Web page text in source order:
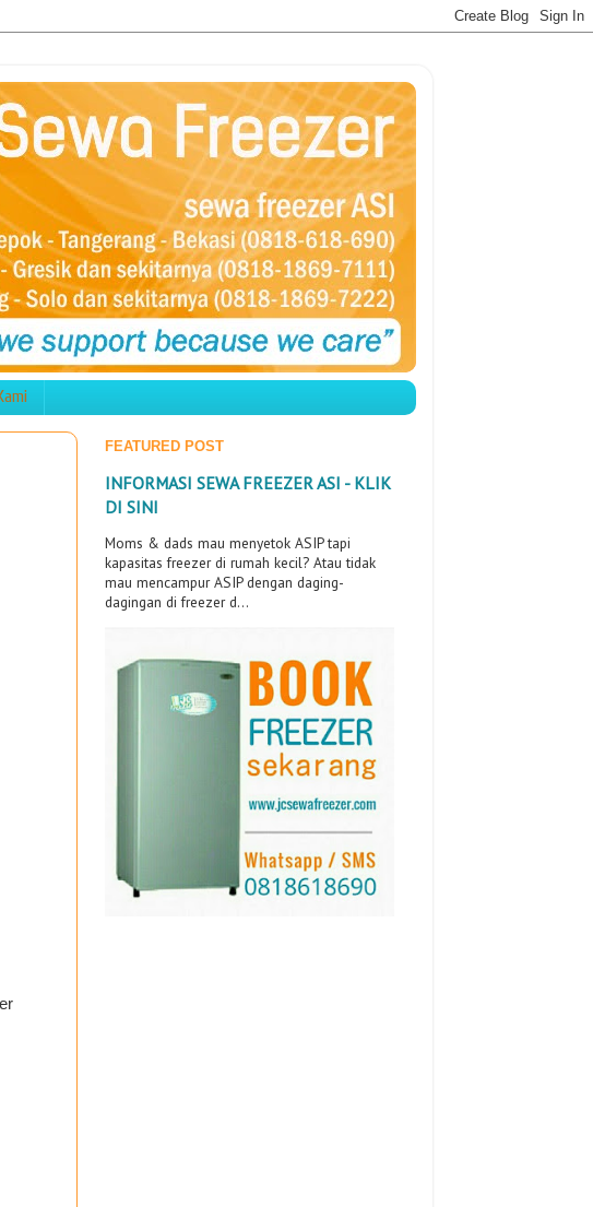
FEATURED POST
INFORMASI SEWA FREEZER ASI - KLIK
DI SINI
Moms & dads mau menyetok ASIP tapi
kapasitas freezer di rumah kecil? Atau tidak
mau mencampur ASIP dengan daging-
dagingan di freezer d...